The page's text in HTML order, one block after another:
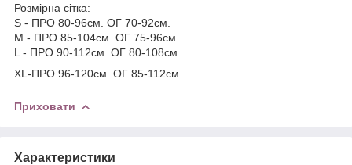
Розмірна сітка:
S - ПРО 80-96см. ОГ 70-92см.
M - ПРО 85-104см. ОГ 75-96см
L - ПРО 90-112см. ОГ 80-108см
ХL-ПРО 96-120см. ОГ 85-112см.
Приховати
Характеристики